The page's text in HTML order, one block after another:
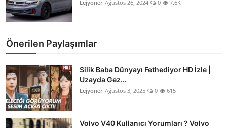
Lejyoner Ağustos 26, 2024 0 7.6K
Önerilen Paylaşımlar
Silik Baba Dünyayı Fethediyor HD İzle |
Uzayda Gez...
Lejyoner Ağustos 3, 2025 0 615
Volvo V40 Kullanıcı Yorumları ? Volvo